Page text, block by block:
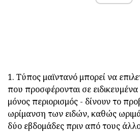
1. Τύπος μαϊντανό μπορεί να
που προσφέρονται σε
μόνος περιορισμός - δίνουν το
ωρίμανση των ειδών, καθώς
δύο εβδομάδες πριν από τους